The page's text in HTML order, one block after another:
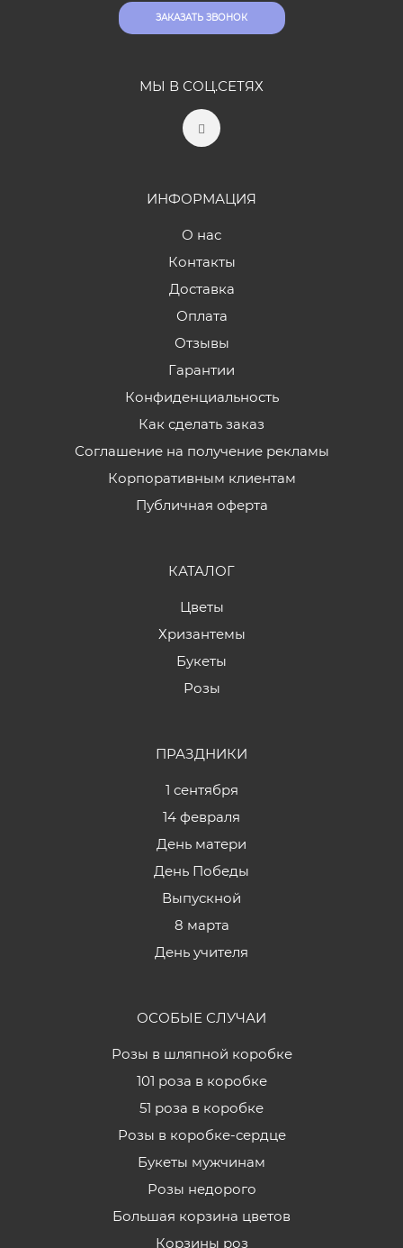
ЗАКАЗАТЬ ЗВОНОК
МЫ В СОЦ.СЕТЯХ
ИНФОРМАЦИЯ
О нас
Контакты
Доставка
Оплата
Отзывы
Гарантии
Конфиденциальность
Как сделать заказ
Соглашение на получение рекламы
Корпоративным клиентам
Публичная оферта
КАТАЛОГ
Цветы
Хризантемы
Букеты
Розы
ПРАЗДНИКИ
1 сентября
14 февраля
День матери
День Победы
Выпускной
8 марта
День учителя
ОСОБЫЕ СЛУЧАИ
Розы в шляпной коробке
101 роза в коробке
51 роза в коробке
Розы в коробке-сердце
Букеты мужчинам
Розы недорого
Большая корзина цветов
Корзины роз